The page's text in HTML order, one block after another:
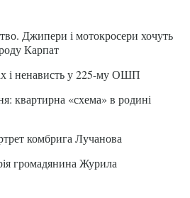
Джипери і мотокросери хочуть
Карпат
і ненависть у 225-му ОШП
квартирна «схема» в родині
комбрига Лучанова
громадянина Журила